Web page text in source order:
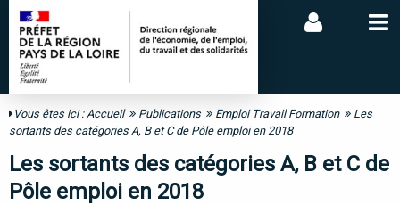
Vous êtes ici :Accueil Publications Emploi Travail Formation
Les
sortants des catégories A, B et C de Pôle emploi en 2018
Les sortants des catégories A, B et C de
Pôle emploi en 2018